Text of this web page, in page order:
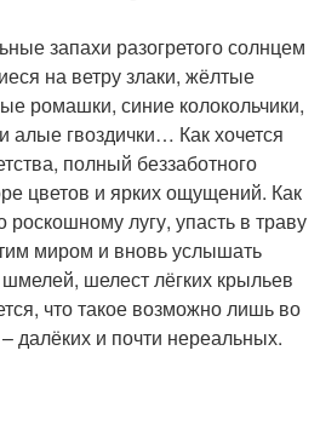
запахи разогретого солнцем
на ветру злаки, жёлтые
ромашки, синие колокольчики,
гвоздички… Как хочется
полный беззаботного
цветов и ярких ощущений. Как
роскошному лугу, упасть в траву
миром и вновь услышать
шмелей, шелест лёгких крыльев
что такое возможно лишь во
далёких и почти нереальных.